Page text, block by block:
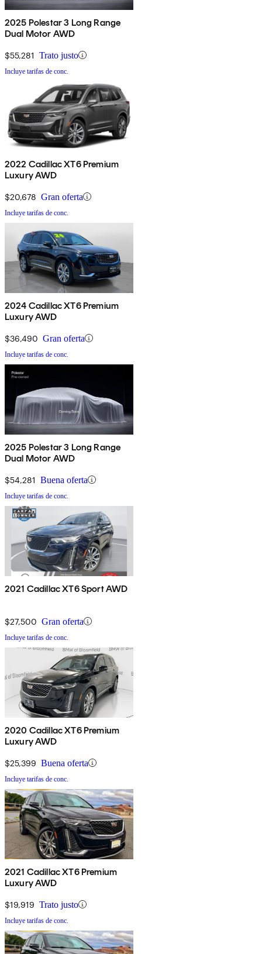
2025 Polestar 3 Long Range
Dual Motor AWD
$55,281 Trato justo
Incluye tarifas de conc.
2022 Cadillac XT6 Premium
Luxury AWD
$20,678 Gran oferta
Incluye tarifas de conc.
2024 Cadillac XT6 Premium
Luxury AWD
$36,490 Gran oferta
Incluye tarifas de conc.
2025 Polestar 3 Long Range
Dual Motor AWD
$54,281 Buena oferta
Incluye tarifas de conc.
2021 Cadillac XT6 Sport AWD
$27,500 Gran oferta
Incluye tarifas de conc.
2020 Cadillac XT6 Premium
Luxury AWD
$25,399 Buena oferta
Incluye tarifas de conc.
2021 Cadillac XT6 Premium
Luxury AWD
$19,919 Trato justo
Incluye tarifas de conc.